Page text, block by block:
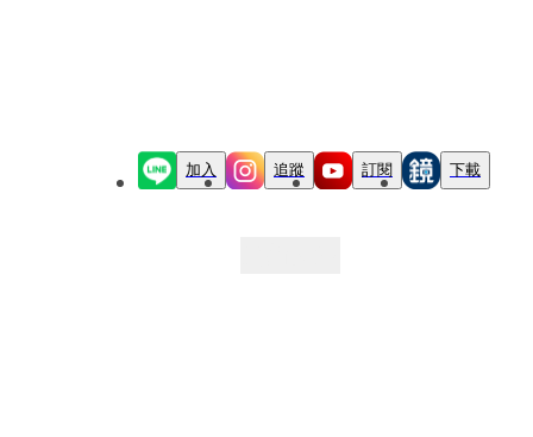
加入 追蹤 訂閱 下載